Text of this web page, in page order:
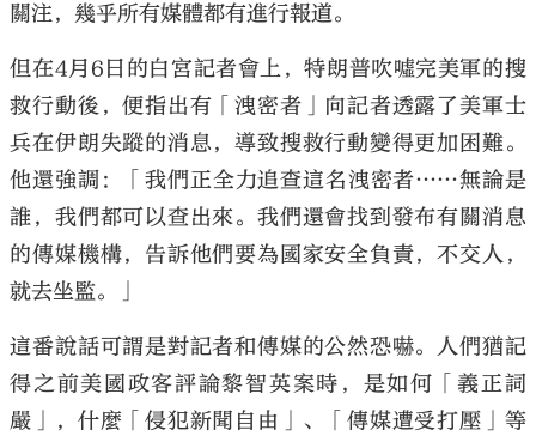
關注，幾乎所有媒體都有進行報道。
但在4月6日的白宮記者會上，特朗普吹噓完美軍的搜
救行動後，便指出有「洩密者」向記者透露了美軍士
兵在伊朗失蹤的消息，導致搜救行動變得更加困難。
他還強調：「我們正全力追查這名洩密者……無論是
誰，我們都可以查出來。我們還會找到發布有關消息
的傳媒機構，告訴他們要為國家安全負責，不交人，
就去坐監。」
這番說話可謂是對記者和傳媒的公然恐嚇。人們猶記
得之前美國政客評論黎智英案時，是如何「義正詞
嚴」，什麼「侵犯新聞自由」、「傳媒遭受打壓」等